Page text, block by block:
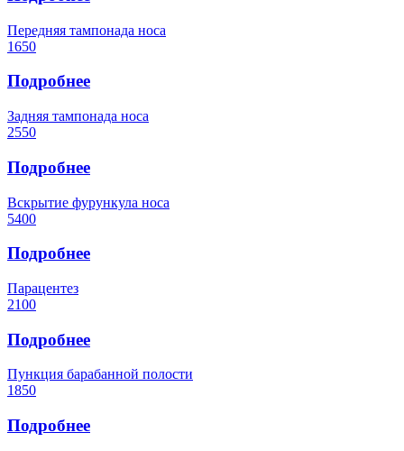
Передняя тампонада носа
1650
Подробнее
Задняя тампонада носа
2550
Подробнее
Вскрытие фурункула носа
5400
Подробнее
Парацентез
2100
Подробнее
Пункция барабанной полости
1850
Подробнее